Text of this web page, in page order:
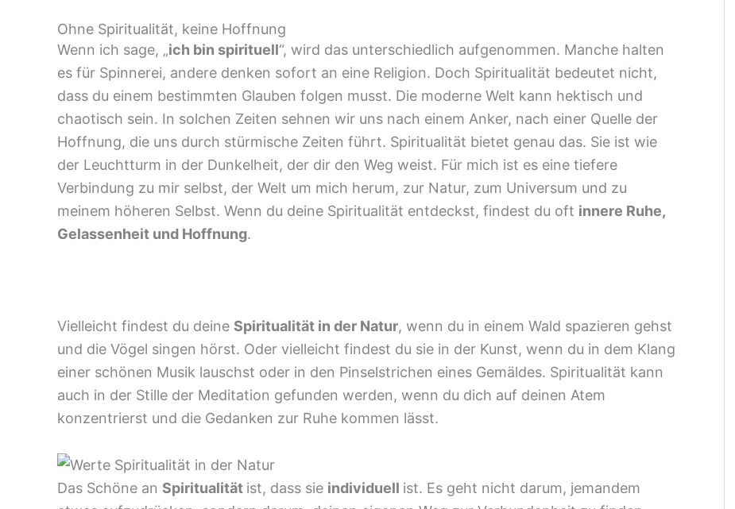
Ohne Spiritualität, keine Hoffnung
Wenn ich sage, „ich bin spirituell“, wird das unterschiedlich aufgenommen. Manche halten
es für Spinnerei, andere denken sofort an eine Religion. Doch Spiritualität bedeutet nicht,
dass du einem bestimmten Glauben folgen musst. Die moderne Welt kann hektisch und
chaotisch sein. In solchen Zeiten sehnen wir uns nach einem Anker, nach einer Quelle der
Hoffnung, die uns durch stürmische Zeiten führt. Spiritualität bietet genau das. Sie ist wie
der Leuchtturm in der Dunkelheit, der dir den Weg weist. Für mich ist es eine tiefere
Verbindung zu mir selbst, der Welt um mich herum, zur Natur, zum Universum und zu
meinem höheren Selbst. Wenn du deine Spiritualität entdeckst, findest du oft innere Ruhe,
Gelassenheit und Hoffnung.
Vielleicht findest du deine Spiritualität in der Natur, wenn du in einem Wald spazieren gehst
und die Vögel singen hörst. Oder vielleicht findest du sie in der Kunst, wenn du in dem Klang
einer schönen Musik lauschst oder in den Pinselstrichen eines Gemäldes. Spiritualität kann
auch in der Stille der Meditation gefunden werden, wenn du dich auf deinen Atem
konzentrierst und die Gedanken zur Ruhe kommen lässt.
Das Schöne an Spiritualität ist, dass sie individuell ist. Es geht nicht darum, jemandem